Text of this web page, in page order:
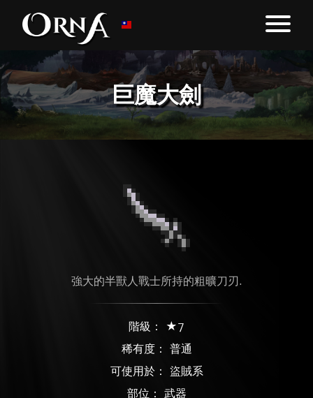
巨魔大劍
強大的半獸人戰士所持的粗曠刀刃.
階級： ★7
稀有度： 普通
可使用於： 盜賊系
部位： 武器